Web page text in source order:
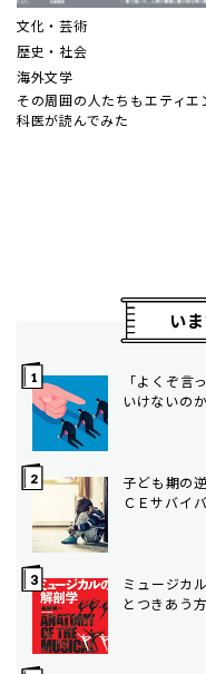
文化・芸術
歴史・社会
海外文学
その周囲の人たちも――エティ
科医が読んでみた
い
「よくぞ
いけないの
子ども期の
ＣＥサバイ
ミュージカ
とつきあう